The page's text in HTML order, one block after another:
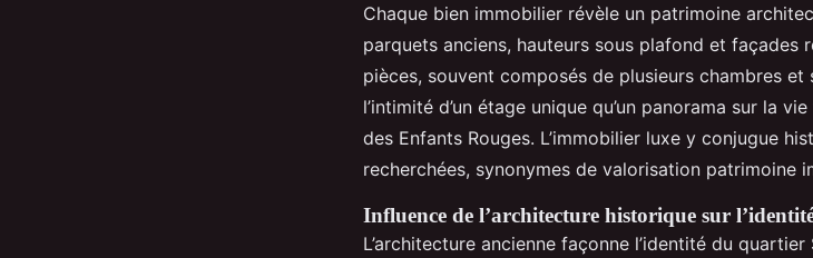
Chaque bien immobilier révèle un patrimoine
parquets anciens, hauteurs sous plafond et façades
pièces, souvent composés de plusieurs chambres
l’intimité d’un étage unique qu’un panorama sur la
des Enfants Rouges. L’immobilier luxe y conjugue
recherchées, synonymes de valorisation patrimoine
Influence de l’architecture historique sur
L’architecture ancienne façonne l’identité du